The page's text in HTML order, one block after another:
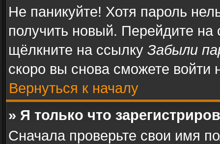
Не паникуйте! Хотя пароль
получить новый. Перейдите
щёлкните на ссылку Забыли
скоро вы снова сможете
Вернуться к началу
» Я только что
Сначала проверьте свои имя